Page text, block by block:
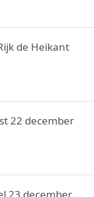
de Heikant
22 december
23 december